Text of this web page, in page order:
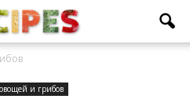
и грибов